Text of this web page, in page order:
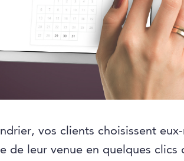
vos clients choisissent
de leur venue en quelques clics